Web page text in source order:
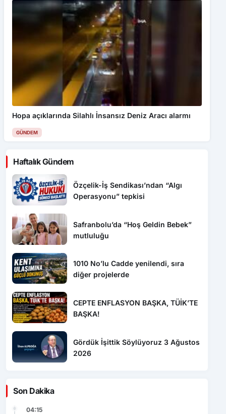
Hopa açıklarında Silahlı İnsansız Deniz Aracı alarmı
GÜNDEM
Haftalık Gündem
Özçelik-İş Sendikası’ndan “Algı
Operasyonu” tepkisi
Safranbolu’da “Hoş Geldin Bebek”
mutluluğu
1010 No’lu Cadde yenilendi, sıra
diğer projelerde
CEPTE ENFLASYON BAŞKA, TÜİK’TE
BAŞKA!
Gördük İşittik Söylüyoruz 3 Ağustos
2026
Son Dakika
04:15